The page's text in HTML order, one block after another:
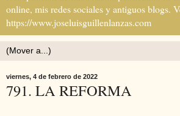
online, mis redes sociales y antiguos blogs.
https://www.joseluisguillenlanzas.com
viernes, 4 de febrero de 2022
791. LA REFORMA